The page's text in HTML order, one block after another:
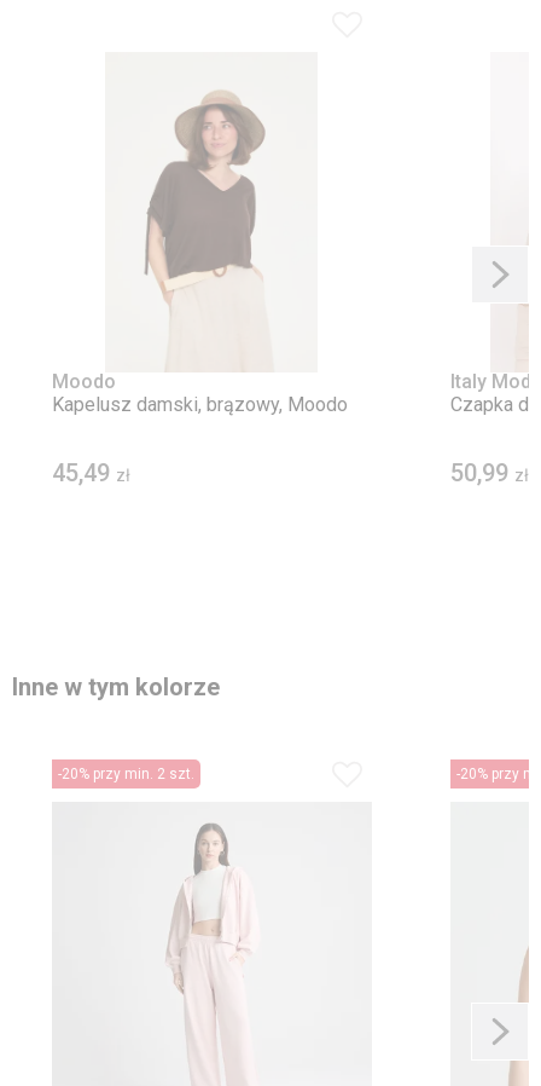
Moodo
Kapelusz damski, brązowy, Moodo
45,49 zł
Italy Moda
Czapka
50,99 zł
Inne w tym kolorze
-20% przy min. 2 szt. -20% przy